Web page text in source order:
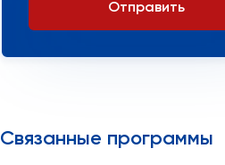
Отправить
Связанные программы